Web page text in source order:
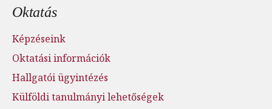
Oktatás
Képzéseink
Oktatási információk
Hallgatói ügyintézés
Külföldi tanulmányi lehetőségek